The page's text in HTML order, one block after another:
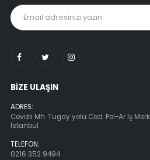
BIZE ULAŞIN
ADRES:
Cevizli Mh. Tugay yolu Cad. Pol-Ar İş
İstanbul
TELEFON:
0216 352 9494